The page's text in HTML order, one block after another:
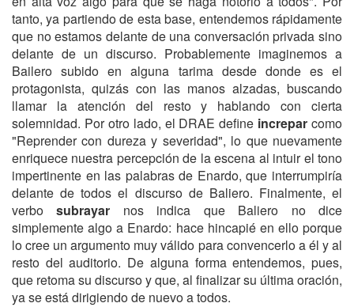
tanto, ya partiendo de esta base, entendemos rápidamente
que no estamos delante de una conversación privada sino
delante de un discurso. Probablemente imaginemos a
Bailero subido en alguna tarima desde donde es el
protagonista, quizás con las manos alzadas, buscando
llamar la atención del resto y hablando con cierta
solemnidad. Por otro lado, el DRAE define increpar como
"Reprender con dureza y severidad", lo que nuevamente
enriquece nuestra percepción de la escena al intuir el tono
impertinente en las palabras de Enardo, que interrumpiría
delante de todos el discurso de Baliero. Finalmente, el
verbosubrayar nos indica que Baliero no dice
simplemente algo a Enardo: hace hincapié en ello porque
lo cree un argumento muy válido para convencerlo a él y al
resto del auditorio. De alguna forma entendemos, pues,
que retoma su discurso y que, al finalizar su última oración,
ya se está dirigiendo de nuevo a todos.